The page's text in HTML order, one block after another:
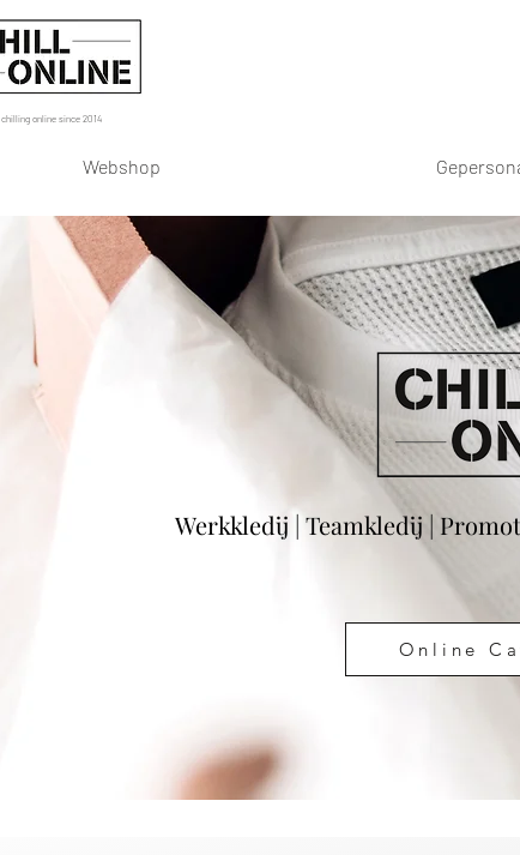
chilling online since 2014
Webshop
Werkkledij | Teamkledij |
Online